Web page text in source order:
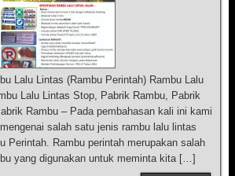
Lalu Lintas (Rambu Perintah) Rambu Lalu
Lalu Lintas Stop, Pabrik Rambu, Pabrik
Rambu – Pada pembahasan kali ini kami
salah satu jenis rambu lalu lintas
Perintah. Rambu perintah merupakan salah
yang digunakan untuk meminta kita […]